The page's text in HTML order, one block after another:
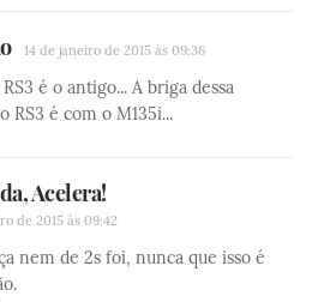
14 de janeiro de 2015 às 09:36
é o antigo... A briga dessa
RS3 é com o M135i...
Acelera!
de 2015 às 09:42
nem de 2s foi, nunca que isso é